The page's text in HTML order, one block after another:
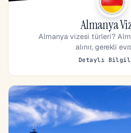
Almanya
Almanya vizesi türleri?
alınır, gerekli
Detaylı